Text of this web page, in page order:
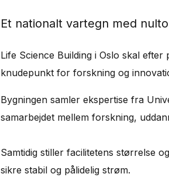
Et nationalt vartegn med
Life Science Building i Oslo skal
knudepunkt for forskning og
Bygningen samler ekspertise fra
samarbejdet mellem forskning,
Samtidig stiller facilitetens størrelse
sikre stabil og pålidelig strøm.